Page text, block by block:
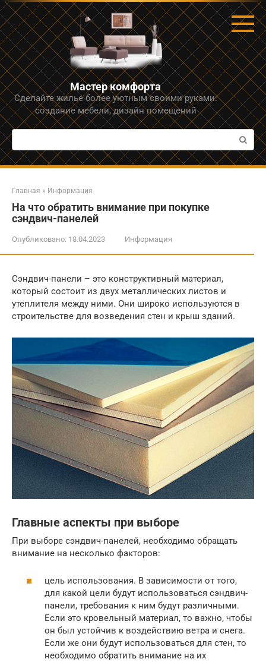
Перейти
к
контенту
Мастер комфорта
Сделайте жилье более уютным своими руками:
создание мебели, дизайн помещений
Поиск:
Главная » Информация
На что обратить внимание при покупке
сэндвич-панелей
Опубликовано: 18.04.2023 Информация
Сэндвич-панели – это конструктивный материал,
который состоит из двух металлических листов и
утеплителя между ними. Они широко используются в
строительстве для возведения стен и крыш зданий.
Главные аспекты при выборе
При выборе сэндвич-панелей, необходимо обращать
внимание на несколько факторов:
цель использования. В зависимости от того,
для какой цели будут использоваться сэндвич-
панели, требования к ним будут различными.
Если это кровельный материал, то важно, чтобы
он был устойчив к воздействию ветра и снега.
Если же они будут использоваться для стен, то
необходимо обратить внимание на их